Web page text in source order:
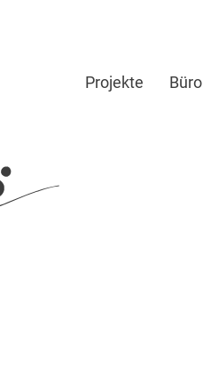
Projekte Büro